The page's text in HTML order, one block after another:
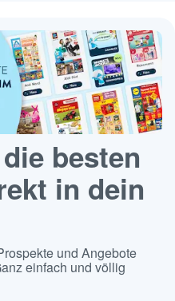
besten
in dein
und Angebote
einfach und völlig